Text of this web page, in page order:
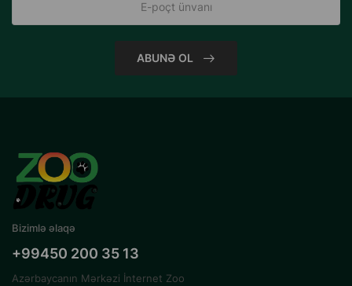
ABUNƏ OL
Bizimlə əlaqə
+99450 200 35 13
Azərbaycanın Mərkəzi İnternet Zoo